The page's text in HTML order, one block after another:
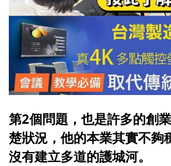
第2個問題，也是許多的創
楚狀況，他的本業其實不夠
沒有建立多道的護城河。